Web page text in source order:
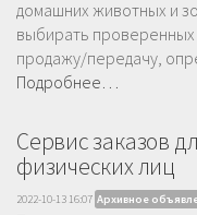
домашних животных и
выбирать
продажу/передачу,
Подробнее…
Сервис заказов
физических лиц
2022-10-13 16:07 Архивное